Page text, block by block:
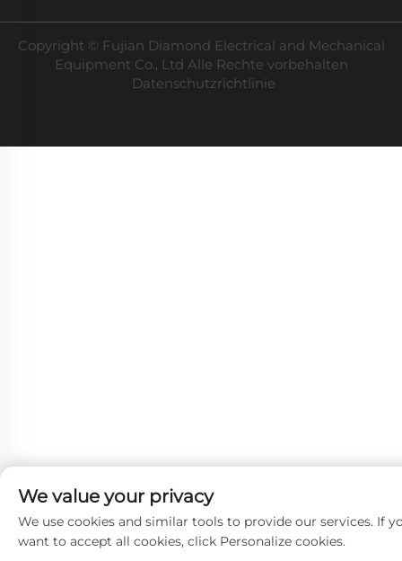
Copyright © Fujian Diamond Electrical and Mechanical
Equipment Co., Ltd Alle Rechte vorbehalten
Datenschutzrichtlinie
We value your privacy
We use cookies and similar tools to provide our services. If
want to accept all cookies, click Personalize cookies.